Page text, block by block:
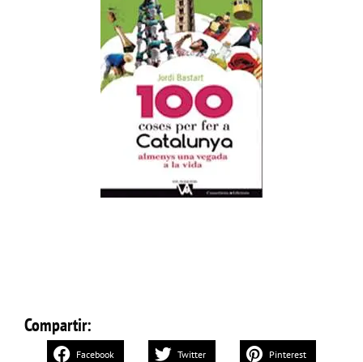
Compartir:
Facebook Twitter Pinterest